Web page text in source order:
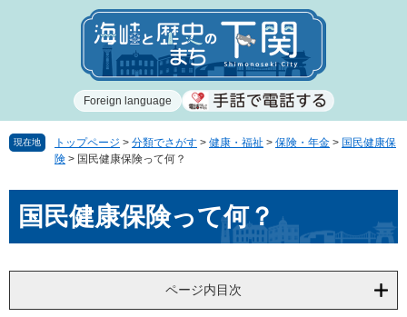
で
ば
Foreign language
現在地 トップページ > 分類でさがす > 健康・福祉 > 保険・年金 > 国民健康保
険 > 国民健康保険って何？
国民健康保険って何？
ページ内目次